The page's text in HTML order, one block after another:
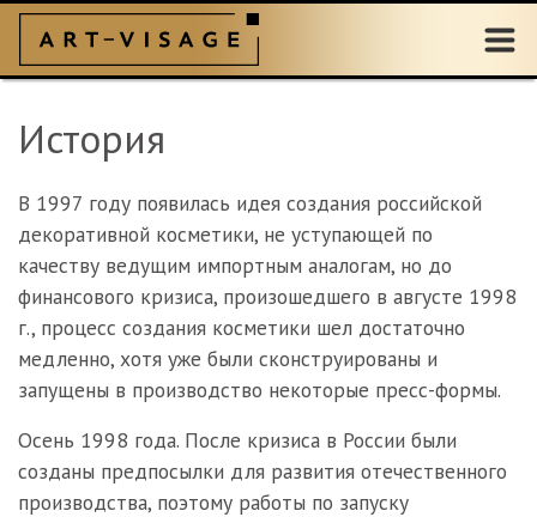
История
В 1997 году появилась идея создания российской
декоративной косметики, не уступающей по
качеству ведущим импортным аналогам, но до
финансового кризиса, произошедшего в августе 1998
г., процесс создания косметики шел достаточно
медленно, хотя уже были сконструированы и
запущены в производство некоторые пресс-формы.
Осень 1998 года. После кризиса в России были
созданы предпосылки для развития отечественного
производства, поэтому работы по запуску